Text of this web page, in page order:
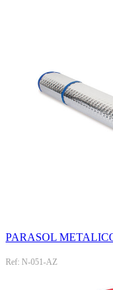
PARASOL
Ref: N-051-AZ